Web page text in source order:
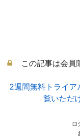
この記事は会員
2週間無料トライ
覧いただ
ロ